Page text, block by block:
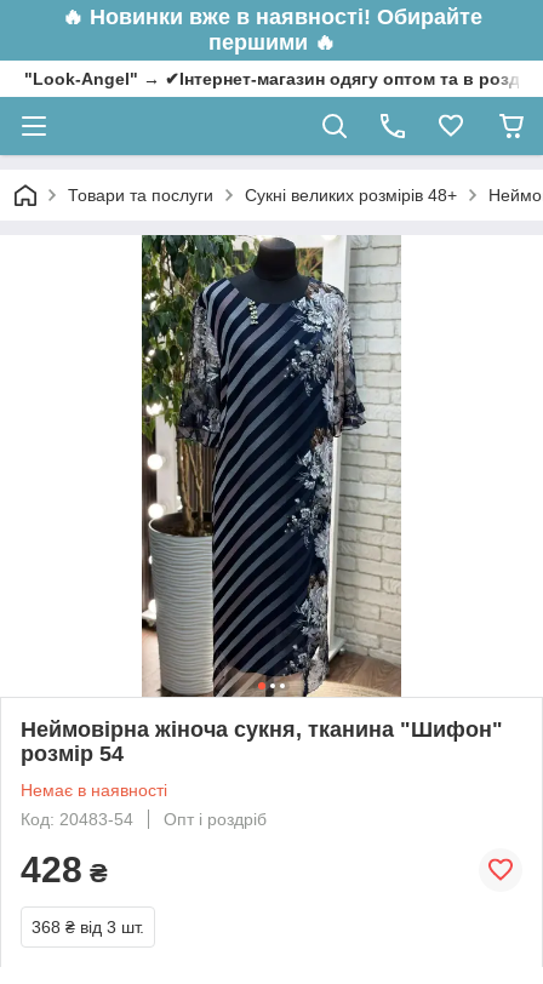
🔥 Новинки вже в наявності! Обирайте
першими 🔥
"Look-Angel" → ✔Інтернет-магазин одягу оптом та в
Товари та послуги Сукні великих розмірів 48+
Неймовірна жіноча сукня, тканина "Шифон"
розмір 54
Немає в наявності
Код: 20483-54
Опт і роздріб
428 ₴
368 ₴ від 3 шт.